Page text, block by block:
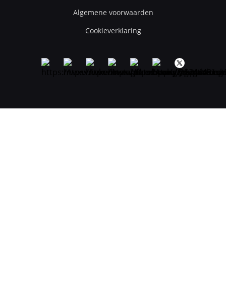
Algemene voorwaarden
Cookieverklaring